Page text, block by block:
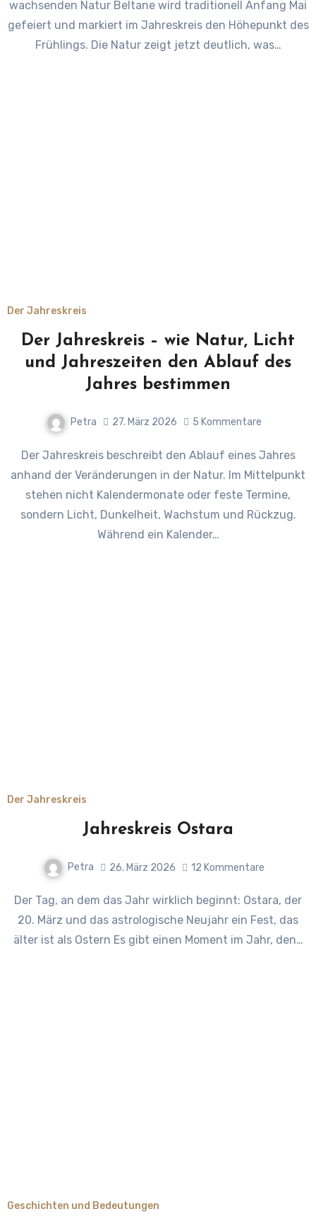
wachsenden Natur Beltane wird traditionell Anfang Mai
gefeiert und markiert im Jahreskreis den Höhepunkt des
Frühlings. Die Natur zeigt jetzt deutlich, was…
Der Jahreskreis
Der Jahreskreis – wie Natur, Licht
und Jahreszeiten den Ablauf des
Jahres bestimmen
Petra 27. März 2026 5 Kommentare
Der Jahreskreis beschreibt den Ablauf eines Jahres
anhand der Veränderungen in der Natur. Im Mittelpunkt
stehen nicht Kalendermonate oder feste Termine,
sondern Licht, Dunkelheit, Wachstum und Rückzug.
Während ein Kalender…
Der Jahreskreis
Jahreskreis Ostara
Petra 26. März 2026 12 Kommentare
Der Tag, an dem das Jahr wirklich beginnt: Ostara, der
20. März und das astrologische Neujahr ein Fest, das
älter ist als Ostern Es gibt einen Moment im Jahr, den…
Geschichten und Bedeutungen